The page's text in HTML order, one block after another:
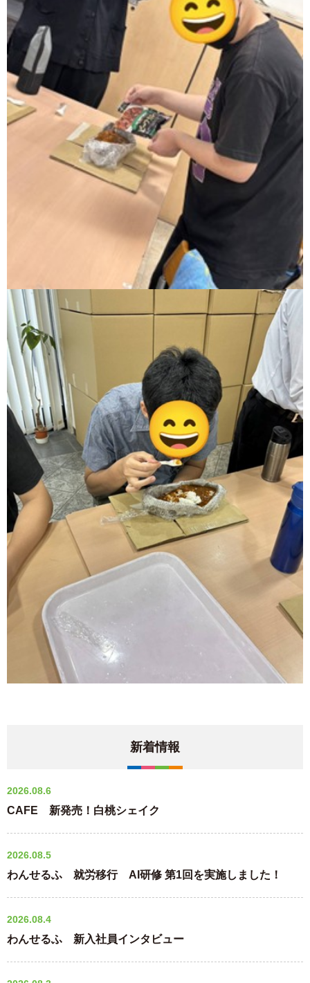
新着情報
2026.08.6
CAFE 新発売！白桃シェイク
2026.08.5
わんせるふ 就労移行 AI研修 第1回を実施しました！
2026.08.4
わんせるふ 新入社員インタビュー